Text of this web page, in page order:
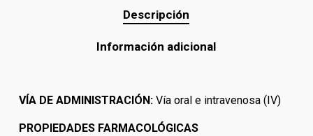
Descripción
Información adicional
VÍA DE ADMINISTRACIÓN:Vía oral e intravenosa (IV)
PROPIEDADES FARMACOLÓGICAS